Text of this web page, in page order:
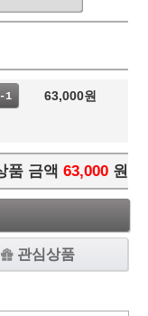
-1 63,000원
품 금액 63,000 원
관심상품